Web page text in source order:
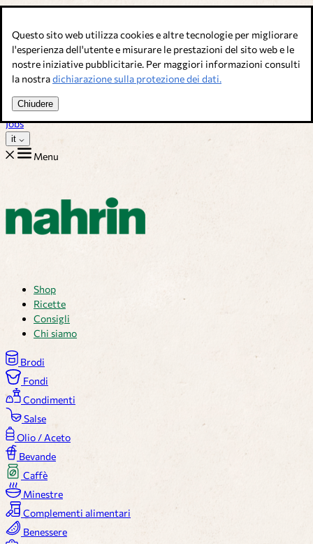
Questo sito web utilizza cookies e altre tecnologie per migliorare
l'esperienza dell'utente e misurare le prestazioni del sito web e le
nostre iniziative pubblicitarie. Per maggiori informazioni consulti
la nostradichiarazione sulla protezione dei dati.
Chiudere
Brodi, condimenti & complementi alimentari. Qualità svizzera.
Assistenza Clienti
Ricette
Consigli
Chi siamo
Jobs
it
Menu
Shop
Ricette
Consigli
Chi siamo
Brodi
Fondi
Condimenti
Salse
Olio / Aceto
Bevande
Caffè
Minestre
Complementi alimentari
Benessere